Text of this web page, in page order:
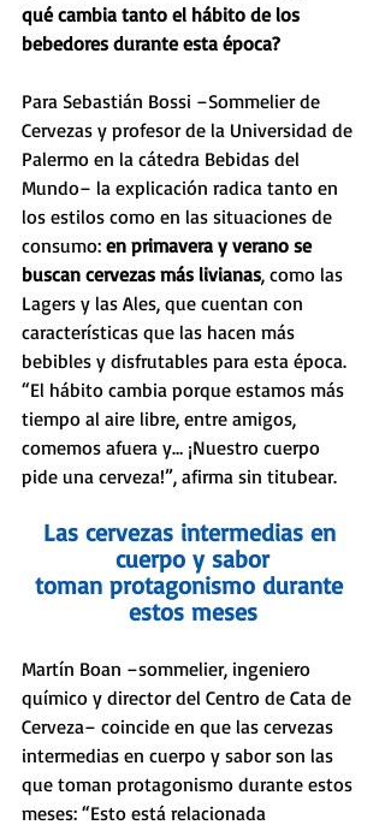
qué cambia tanto el hábito de los
bebedores durante esta época?
Para Sebastián Bossi –Sommelier de
Cervezas y profesor de la Universidad de
Palermo en la cátedra Bebidas del
Mundo– la explicación radica tanto en
los estilos como en las situaciones de
consumo: en primavera y verano se
buscan cervezas más livianas, como las
Lagers y las Ales, que cuentan con
características que las hacen más
bebibles y disfrutables para esta época.
“El hábito cambia porque estamos más
tiempo al aire libre, entre amigos,
comemos afuera y… ¡Nuestro cuerpo
pide una cerveza!”, afirma sin titubear.
Las cervezas intermedias en
cuerpo y sabor
toman protagonismo durante
estos meses
Martín Boan –sommelier, ingeniero
químico y director del Centro de Cata de
Cerveza– coincide en que las cervezas
intermedias en cuerpo y sabor son las
que toman protagonismo durante estos
meses: “Esto está relacionada